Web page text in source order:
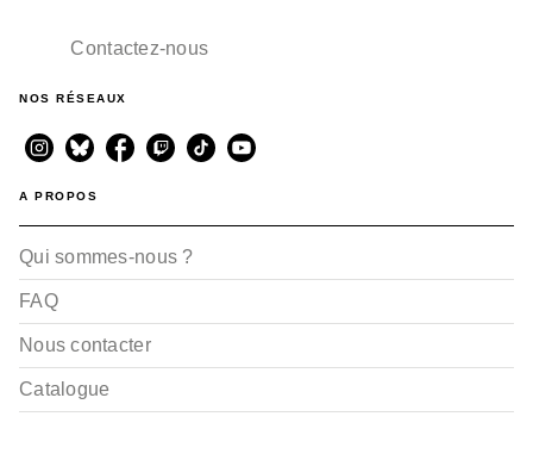
Contactez-nous
NOS RÉSEAUX
A PROPOS
Qui sommes-nous ?
FAQ
Nous contacter
Catalogue